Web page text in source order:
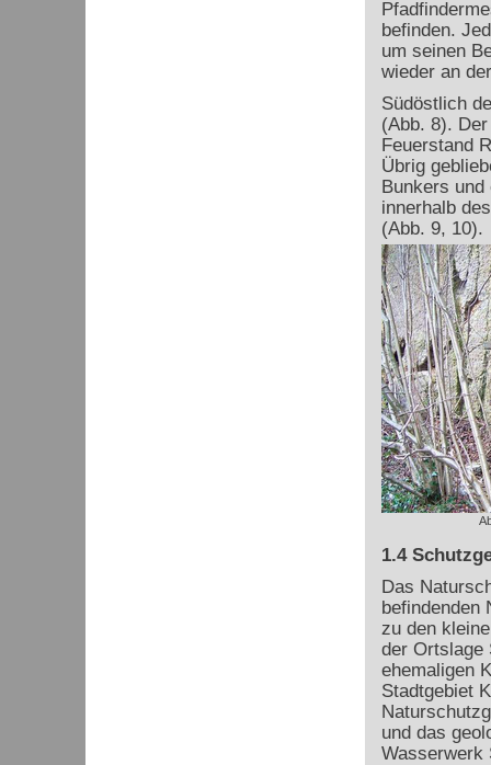
befinden.
um seinen
wieder an
Südöstlich
(Abb. 8).
Feuerstand
Übrig
Bunkers und
innerhalb
(Abb. 9, 10).
1.4
Das
befindenden
zu den
der Ortslage
ehemaligen
Stadtgebiet
und das